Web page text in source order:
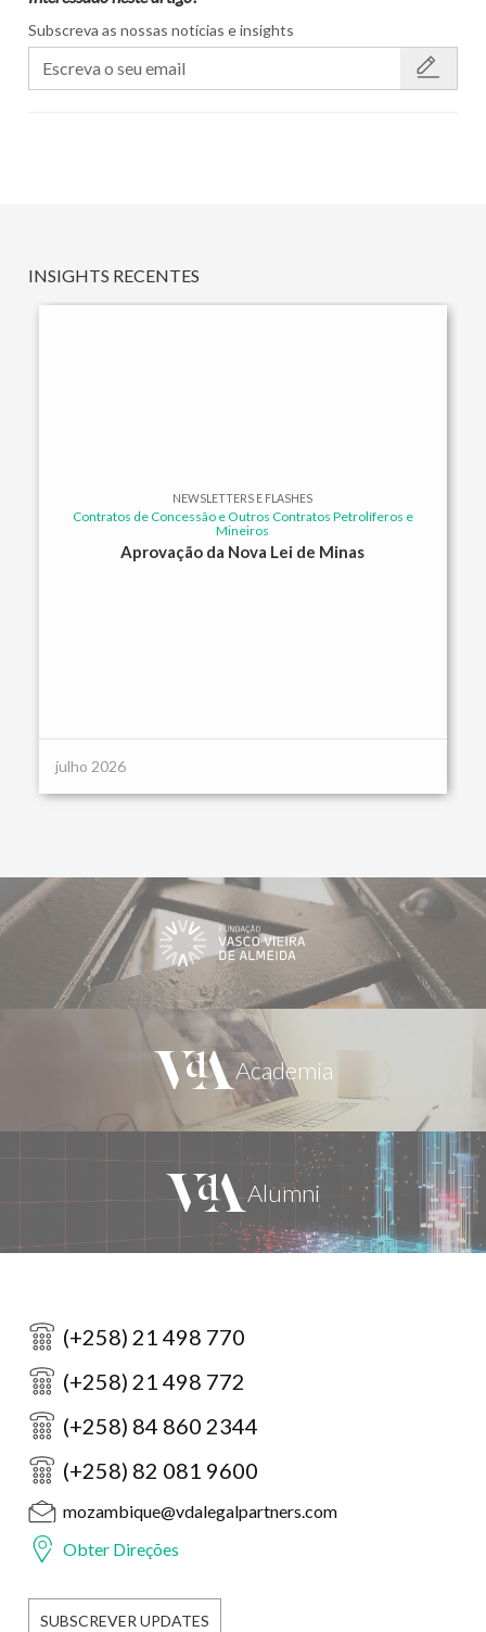
Subscreva as nossas notícias e insights
INSIGHTS RECENTES
NEWSLETTERS E FLASHES
Contratos de Concessão e Outros Contratos Petrolíferos e
Mineiros
Aprovação da Nova Lei de Minas
julho 2026
(+258) 21 498 770
(+258) 21 498 772
(+258) 84 860 2344
(+258) 82 081 9600
mozambique@vdalegalpartners.com
Obter Direções
SUBSCREVER UPDATES